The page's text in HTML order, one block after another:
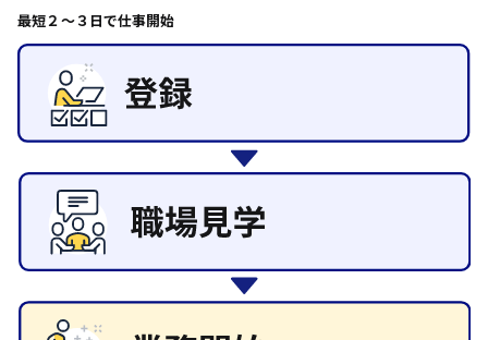
安芸太田町
安芸郡
日給9000円～
日給10000円以上
最短２〜３日で仕事開始